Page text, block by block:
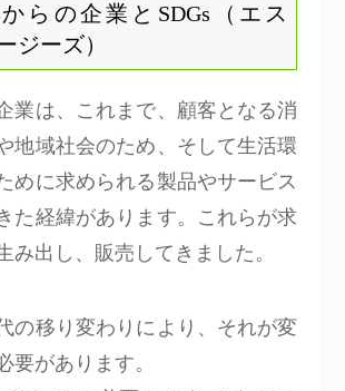
らの企業とSDGs（エス
ジーズ）
業は、これまで、顧客となる消
地域社会のため、そして生活環
めに求められる製品やサービス
た経緯があります。これらが求
み出し、販売してきました。
の移り変わりにより、それが変
要があります。